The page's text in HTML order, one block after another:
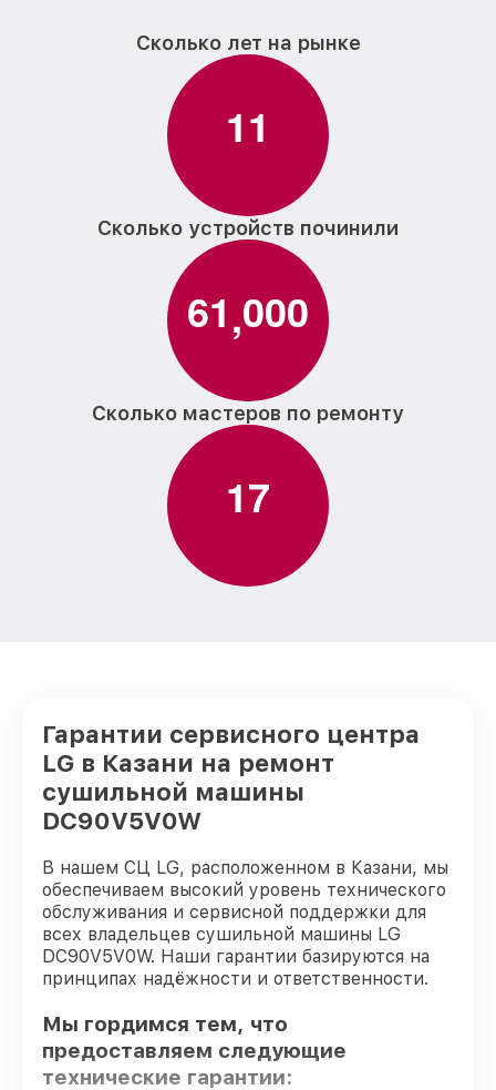
Сколько лет на рынке
11
Сколько устройств починили
61,000
Сколько мастеров по ремонту
17
Гарантии сервисного центра
LG в Казани на ремонт
сушильной машины
DC90V5V0W
В нашем СЦ LG, расположенном в Казани, мы
обеспечиваем высокий уровень технического
обслуживания и сервисной поддержки для
всех владельцев сушильной машины LG
DC90V5V0W. Наши гарантии базируются на
принципах надёжности и ответственности.
Мы гордимся тем, что
предоставляем следующие
технические гарантии: